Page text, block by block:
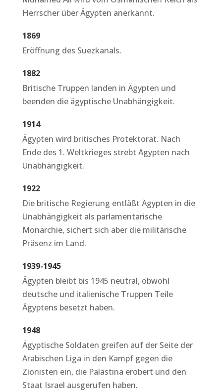
Herrscher über Ägypten anerkannt.
1869
Eröffnung des Suezkanals.
1882
Britische Truppen landen in Ägypten und
beenden die ägyptische Unabhängigkeit.
1914
Ägypten wird britisches Protektorat. Nach
Ende des 1. Weltkrieges strebt Ägypten nach
Unabhängigkeit.
1922
Die britische Regierung entläßt Ägypten in die
Unabhängigkeit als parlamentarische
Monarchie, sichert sich aber die militärische
Präsenz im Land.
1939-1945
Ägypten bleibt bis 1945 neutral, obwohl
deutsche und italienische Truppen Teile
Ägyptens besetzt haben.
1948
Ägyptische Soldaten greifen auf der Seite der
Arabischen Liga in den Kampf gegen die
Zionisten ein, die Palästina erobert und den
Staat Israel ausgerufen haben.